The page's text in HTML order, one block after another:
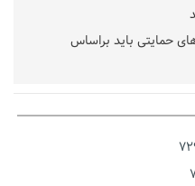
حمایتی باید براساس
رسمی فاقد سندیت است
و عمان درباره تنگه هرمز،